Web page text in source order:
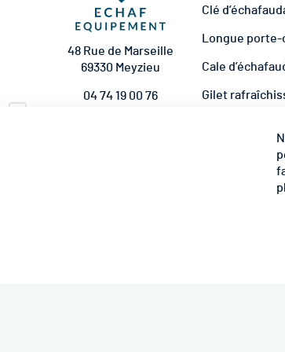
48 Rue de Marseille
69330 Meyzieu
04 74 19 00 76
Clé
Longue
Cale
Gilet
Kit